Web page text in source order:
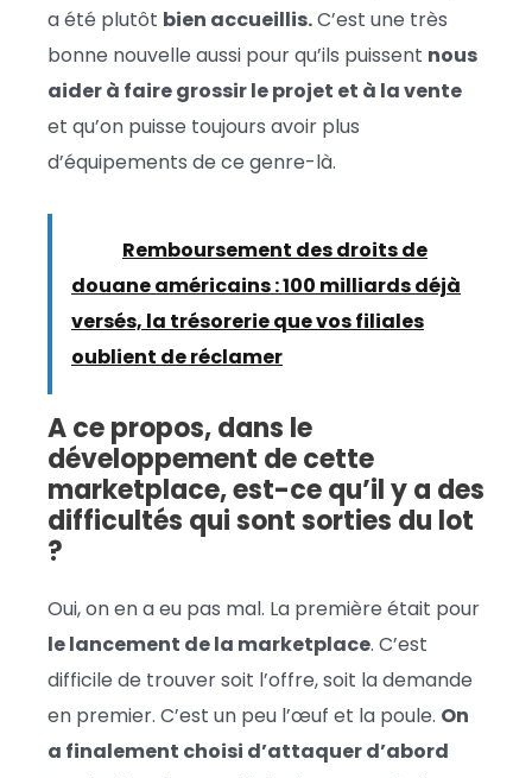
a été plutôt bien accueillis.C’est une très
bonne nouvelle aussi pour qu’ils puissent nous
aider à faire grossir le projet et à la vente
et qu’on puisse toujours avoir plus
d’équipements de ce genre-là.
Remboursement des droits de
douane américains : 100 milliards déjà
versés, la trésorerie que vos filiales
oublient de réclamer
A ce propos, dans le
développement de cette
marketplace, est-ce qu’il y a des
difficultés qui sont sorties du lot
?
Oui, on en a eu pas mal. La première était pour
le lancement de la marketplace. C’est
difficile de trouver soit l’offre, soit la demande
en premier. C’est un peu l’œuf et la poule. On
a finalement choisi d’attaquer d’abord